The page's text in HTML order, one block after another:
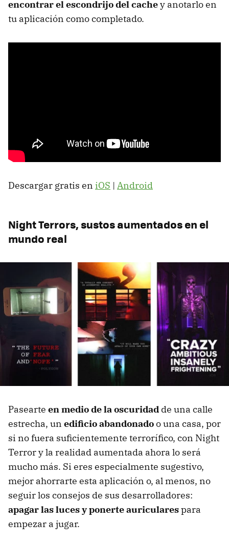
encontrar el escondrijo del cachey anotarlo en
tu aplicación como completado.
Descargar gratis en iOS | Android
Night Terrors, sustos aumentados en el
mundo real
Pasearte en medio de la oscuridad de una calle
estrecha, un edificio abandonadoo una casa, por
si no fuera suficientemente terrorífico, con Night
Terror y la realidad aumentada ahora lo será
mucho más. Si eres especialmente sugestivo,
mejor ahorrarte esta aplicación o, al menos, no
seguir los consejos de sus desarrolladores:
apagar las luces y ponerte auricularespara
empezar a jugar.